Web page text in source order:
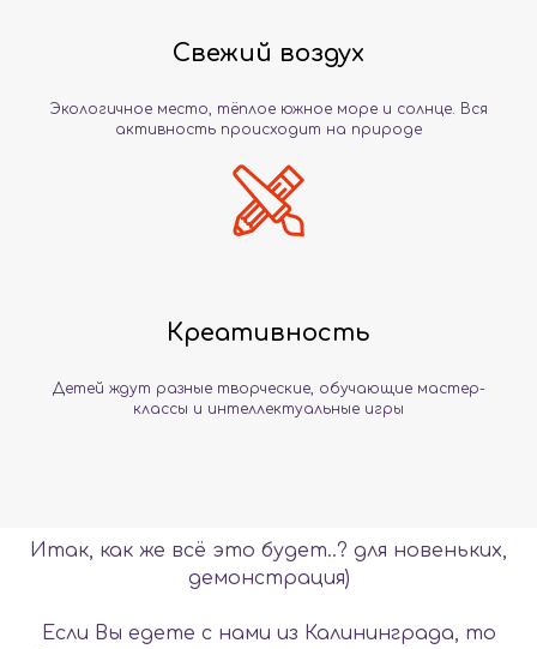
Свежий воздух
Экологичное место, тёплое южное море и солнце. Вся
активность происходит на природе
Креативность
Детей ждут разные творческие, обучающие мастер-
классы и интеллектуальные игры
Итак, как же всё это будет..? для новеньких,
демонстрация)
Если Вы едете с нами из Калининграда, то